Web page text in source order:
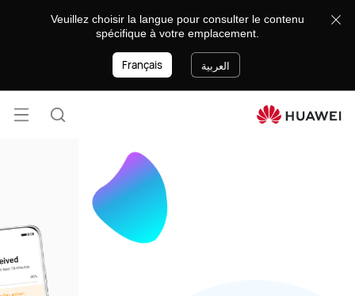
Mobile
Veuillez choisir la langue pour consulter le contenu
spécifique à votre emplacement.
العربية Français
فتح